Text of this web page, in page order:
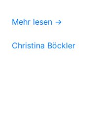
Mehr lesen →
Christina Böckler